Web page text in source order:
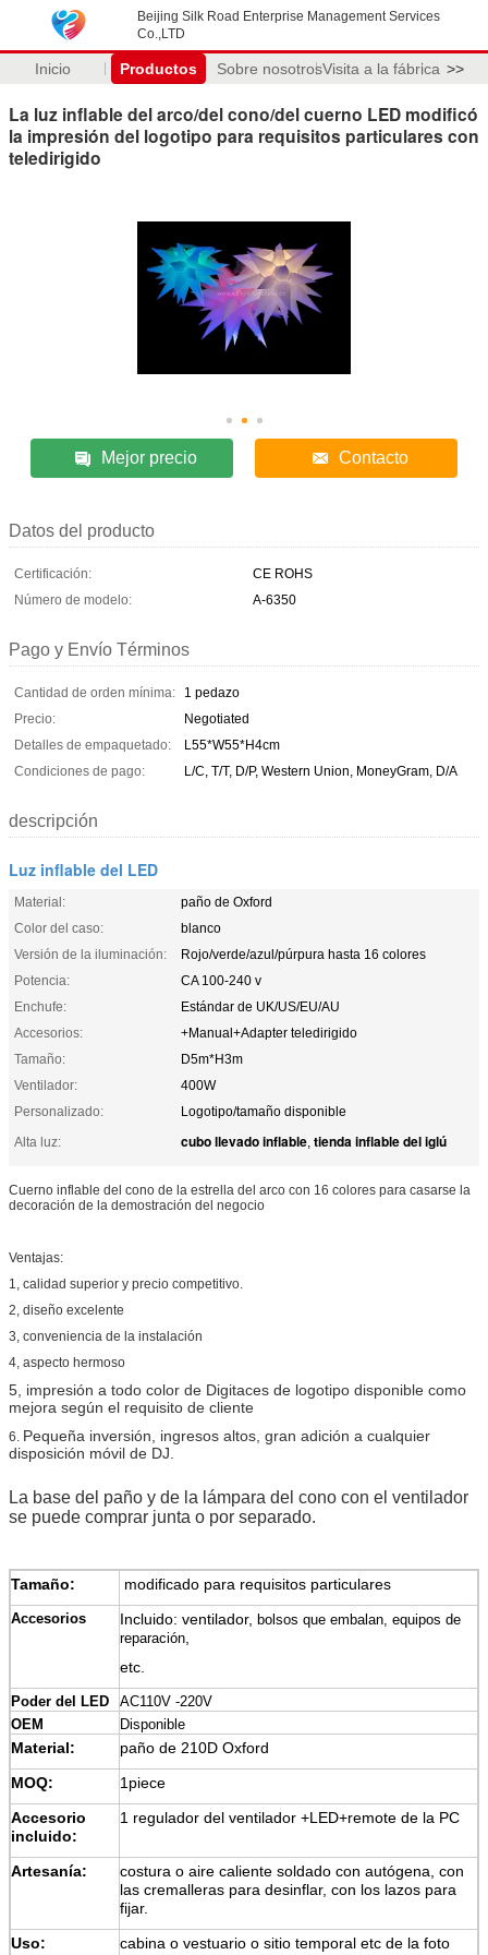
Beijing Silk Road Enterprise Management Services
Co.,LTD
Inicio Productos Sobre nosotrosVisita a la fábrica >>
La luz inflable del arco/del cono/del cuerno LED modificó
la impresión del logotipo para requisitos particulares con
teledirigido
Mejor precio Contacto
Datos del producto
Certificación:
CE ROHS
Número de modelo:
A-6350
Pago y Envío Términos
Cantidad de orden mínima:
1 pedazo
Precio:
Negotiated
Detalles de empaquetado:
L55*W55*H4cm
Condiciones de pago:
L/C, T/T, D/P, Western Union, MoneyGram, D/A
descripción
Luz inflable del LED
Material:
paño de Oxford
Color del caso:
blanco
Versión de la iluminación:
Rojo/verde/azul/púrpura hasta 16 colores
Potencia:
CA 100-240 v
Enchufe:
Estándar de UK/US/EU/AU
Accesorios:
+Manual+Adapter teledirigido
Tamaño:
D5m*H3m
Ventilador:
400W
Personalizado:
Logotipo/tamaño disponible
Alta luz:
cubo llevado inflable, tienda inflable del iglú
Cuerno inflable del cono de la estrella del arco con 16 colores para casarse la
decoración de la demostración del negocio
Ventajas:
1, calidad superior y precio competitivo.
2, diseño excelente
3, conveniencia de la instalación
4, aspecto hermoso
5, impresión a todo color de Digitaces de logotipo disponible como
mejora según el requisito de cliente
6. Pequeña inversión, ingresos altos, gran adición a cualquier
disposición móvil de DJ.
La base del paño y de la lámpara del cono con el ventilador
se puede comprar junta o por separado.
Tamaño: modificado para requisitos particulares
Accesorios Incluido: ventilador, bolsos que embalan, equipos de
reparación
etc.
Poder del LED
AC110V -220V
OEM
Disponible
Material:
paño de 210D Oxford
MOQ:
1piece
Accesorio
incluido:
1 regulador del ventilador +LED+remote de la PC
Artesanía:
costura o aire caliente soldado con autógena, con
las cremalleras para desinflar, con los lazos para
fijar.
Uso:
cabina o vestuario o sitio temporal etc de la foto